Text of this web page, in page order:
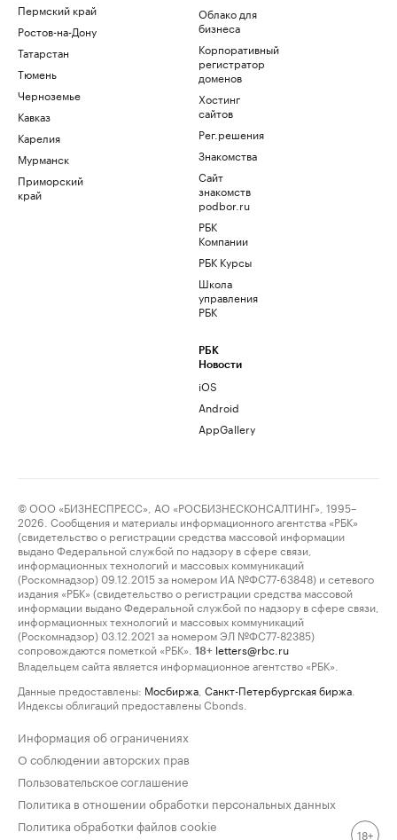
Пермский край
Ростов-на-Дону
Татарстан
Тюмень
Черноземье
Кавказ
Карелия
Мурманск
Приморский
край
Облако для
бизнеса
Корпоративный
регистратор
доменов
Хостинг
сайтов
Рег.решения
Знакомства
Сайт
знакомств
podbor.ru
РБК
Компании
РБК Курсы
Школа
управления
РБК
РБК
Новости
iOS
Android
AppGallery
© ООО «БИЗНЕСПРЕСС», АО «РОСБИЗНЕСКОНСАЛТИНГ», 1995–
2026. Сообщения и материалы информационного агентства «РБК»
(свидетельство о регистрации средства массовой информации
выдано Федеральной службой по надзору в сфере связи,
информационных технологий и массовых коммуникаций
(Роскомнадзор) 09.12.2015 за номером ИА №ФС77-63848) и сетевого
издания «РБК» (свидетельство о регистрации средства массовой
информации выдано Федеральной службой по надзору в сфере связи,
информационных технологий и массовых коммуникаций
(Роскомнадзор) 03.12.2021 за номером ЭЛ №ФС77-82385)
сопровождаются пометкой «РБК».
18+ letters@rbc.ru
Владельцем сайта является информационное агентство «РБК».
Данные предоставлены: Мосбиржа Санкт-Петербургская биржа
Индексы облигаций предоставлены Cbonds.
Информация об ограничениях
О соблюдении авторских прав
Пользовательское соглашение
Политика в отношении обработки персональных данных
Политика обработки файлов cookie
18+